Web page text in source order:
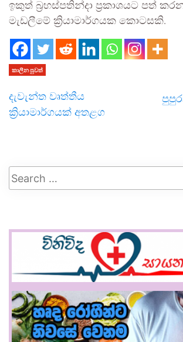
ඉකුත් බ්‍රහස්පතින්දා ප්‍රකාශයට පත්
මැඩලීමේ ක්‍රියාමාර්ගයක කොටසකි.
කාලීන පුවත්
දැවැන්ත වෘත්තීය
ක්‍රියාමාර්ගයක් අතළග